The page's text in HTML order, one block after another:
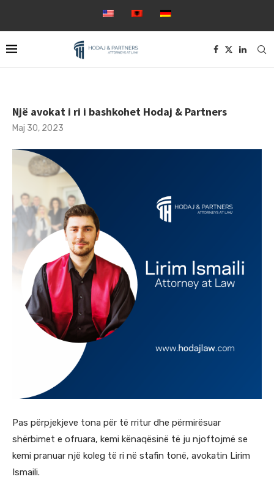
Një avokat i ri i bashkohet Hodaj & Partners
Maj 30, 2023
Pas përpjekjeve tona për të rritur dhe përmirësuar
shërbimet e ofruara, kemi kënaqësinë të ju njoftojmë se
kemi pranuar një koleg të ri në stafin tonë, avokatin Lirim
Ismaili.